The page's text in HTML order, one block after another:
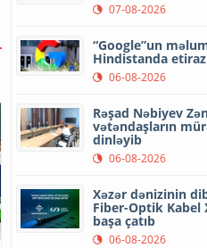
07-08-2026
“Google”un
Hindistanda
06-08-2026
Rəşad Nəbiyev
vətəndaşların
dinləyib
06-08-2026
Xəzər dənizinin
Fiber-Optik
başa çatıb
06-08-2026